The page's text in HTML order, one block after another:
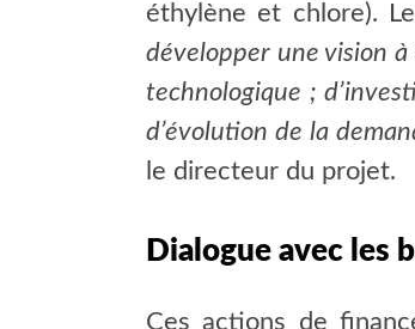
éthylène et chlore).
développer une vision
technologique ;
d’évolution de la
le directeur du projet.
Dialogue avec les
Ces actions de